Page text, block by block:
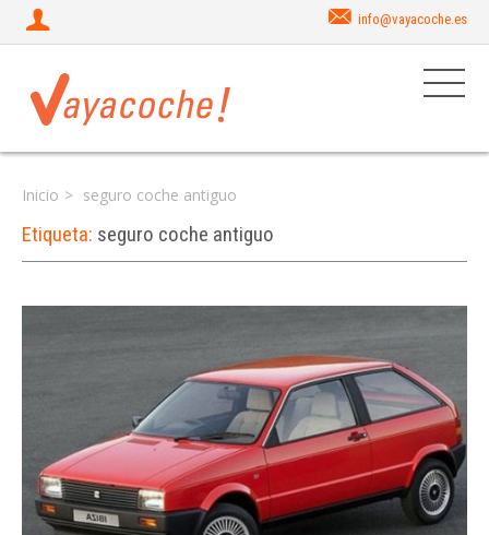
Iniciar sesión
info@vayacoche.es
Inicio seguro coche antiguo
Etiqueta: seguro coche antiguo